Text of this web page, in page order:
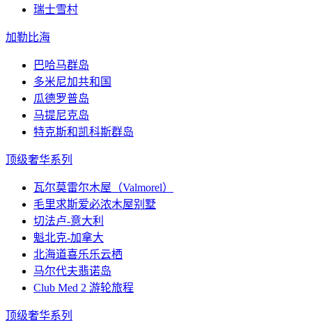
瑞士雪村
加勒比海
巴哈马群岛
多米尼加共和国
瓜德罗普岛
马提尼克岛
特克斯和凯科斯群岛
顶级奢华系列
瓦尔莫雷尔木屋（Valmorel）
毛里求斯爱必浓木屋别墅
切法卢-意大利
魁北克-加拿大
北海道喜乐乐云栖
马尔代夫翡诺岛
Club Med 2 游轮旅程
顶级奢华系列